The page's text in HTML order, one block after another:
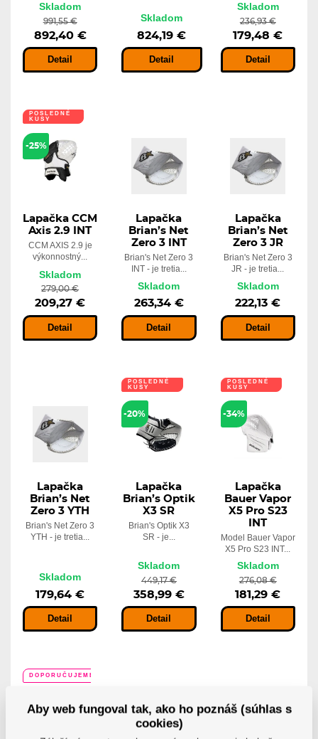
Skladom
991,55 €
892,40 €
Detail
Skladom
824,19 €
Detail
Skladom
236,93 €
179,48 €
Detail
POSLEDNÉ
KUSY
-25%
Lapačka CCM
Axis 2.9 INT
CCM AXIS 2.9 je
výkonnostný...
Skladom
279,00 €
209,27 €
Detail
Lapačka
Brian’s Net
Zero 3 INT
Brian's Net Zero 3
INT - je tretia...
Skladom
263,34 €
Detail
Lapačka
Brian’s Net
Zero 3 JR
Brian's Net Zero 3
JR - je tretia...
Skladom
222,13 €
Detail
Lapačka
Brian’s Net
Zero 3 YTH
Brian's Net Zero 3
YTH - je tretia...
Skladom
179,64 €
Detail
POSLEDNÉ
KUSY
-20%
Lapačka
Brian’s Optik
X3 SR
Brian's Optik X3
SR - je...
Skladom
449,17 €
358,99 €
Detail
POSLEDNÉ
KUSY
-34%
Lapačka
Bauer Vapor
X5 Pro S23
INT
Model Bauer Vapor
X5 Pro S23 INT...
Skladom
276,08 €
181,29 €
Detail
DOPORUČUJEME
-10%
Aby web fungoval tak, ako ho poznáš (súhlas s
cookies)